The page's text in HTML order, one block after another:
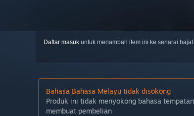
Daftar masuk untuk menambah item ini ke senarai
Bahasa Bahasa Melayu tidak disokong
Produk ini tidak menyokong bahasa
membuat pembelian